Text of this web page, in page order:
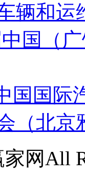
辆和
国（
国国
（北京
网All